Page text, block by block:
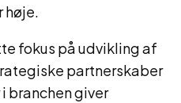
fokus på udvikling af
partnerskaber
branchen giver